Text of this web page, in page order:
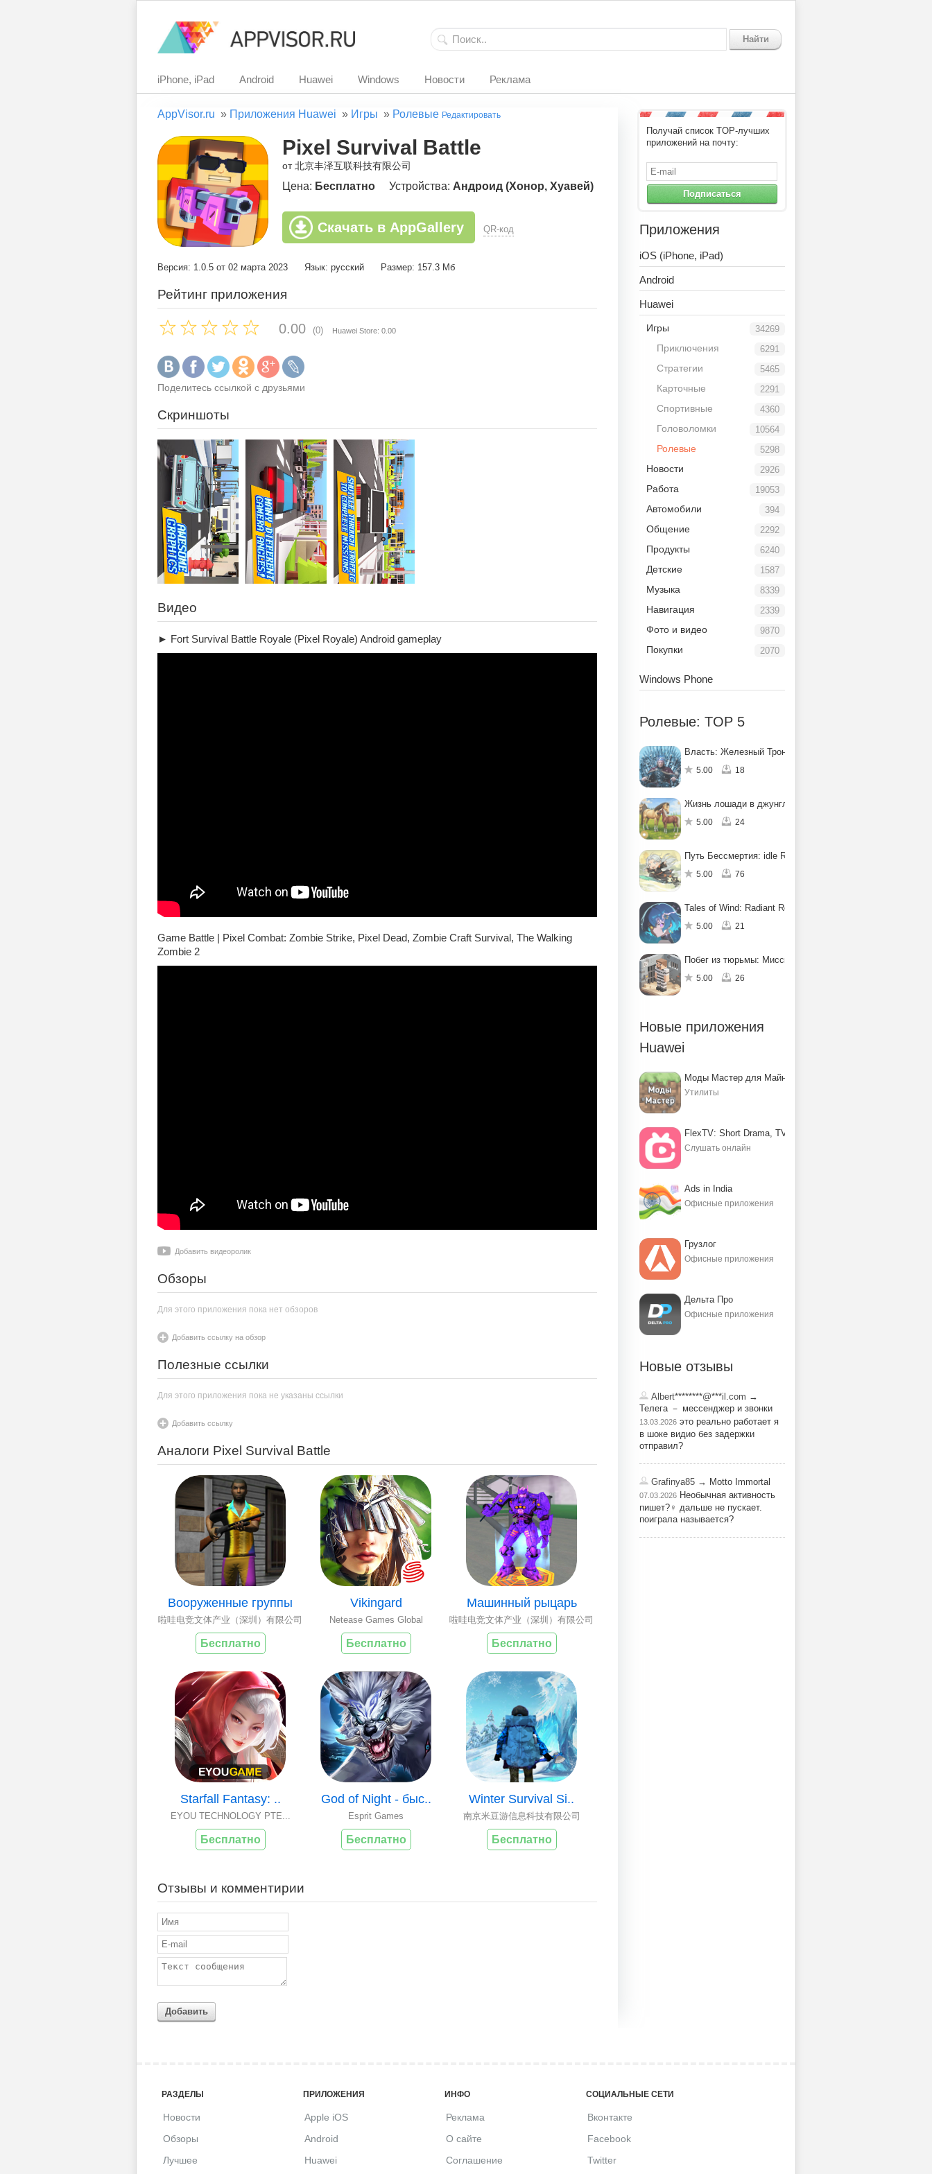
Найти
iPhone, iPad Android Huawei Windows Новости Реклама
AppVisor.ru » Приложения Huawei » Игры » Ролевые Редактировать
Pixel Survival Battle
от 北京丰泽互联科技有限公司
Цена: Бесплатно Устройства: Андроид (Хонор, Хуавей)
Скачать в AppGallery QR-код
Версия: 1.0.5 от 02 марта 2023 Язык: русский Размер: 157.3 Мб
Рейтинг приложения
0.00 (0) Huawei Store: 0.00
Поделитесь ссылкой с друзьями
Скриншоты
Видео
► Fort Survival Battle Royale (Pixel Royale) Android gameplay
Game Battle | Pixel Combat: Zombie Strike, Pixel Dead, Zombie Craft Survival, The Walking
Zombie 2
Добавить видеоролик
Обзоры
Для этого приложения пока нет обзоров
Добавить ссылку на обзор
Полезные ссылки
Для этого приложения пока не указаны ссылки
Добавить ссылку
Аналоги Pixel Survival Battle
Вооруженные группы
啦哇电竞文体产业（深圳）有限公司
Бесплатно
Vikingard
Netease Games Global
Бесплатно
Машинный рыцарь
啦哇电竞文体产业（深圳）有限公司
Бесплатно
Starfall Fantasy: ..
EYOU TECHNOLOGY PTE...
Бесплатно
God of Night - быс..
Esprit Games
Бесплатно
Winter Survival Si..
南京米豆游信息科技有限公司
Бесплатно
Отзывы и комментирии
Добавить
Получай список TOP-лучших
приложений на почту:
Подписаться
Приложения
iOS (iPhone, iPad)
Android
Huawei
34269
Игры
6291
Приключения
5465
Стратегии
2291
Карточные
4360
Спортивные
10564
Головоломки
5298
Ролевые
2926
Новости
19053
Работа
394
Автомобили
2292
Общение
6240
Продукты
1587
Детские
8339
Музыка
2339
Навигация
9870
Фото и видео
2070
Покупки
Windows Phone
Ролевые: TOP 5
Власть: Железный Трон
5.00 18
Жизнь лошади в джунглях: квест
5.00 24
Путь Бессмертия: idle RPG
5.00 76
Tales of Wind: Radiant Rebirth
5.00 21
Побег из тюрьмы: Миссия по спасению
5.00 26
Новые приложения
Huawei
Моды Мастер для Майнкрафт ПЕ
Утилиты
FlexTV: Short Drama, TV, Reels
Слушать онлайн
Ads in India
Офисные приложения
Грузлог
Офисные приложения
Дельта Про
Офисные приложения
Новые отзывы
Albert********@***il.com →
Телега － мессенджер и звонки
13.03.2026 это реально работает я
в шоке видио без задержки
отправил?
Grafinya85 → Motto Immortal
07.03.2026 Необычная активность
пишет?‍♀️ дальше не пускает.
поиграла называется?
РАЗДЕЛЫ
Новости
Обзоры
Лучшее
ПРИЛОЖЕНИЯ
Apple iOS
Android
Huawei
ИНФО
Реклама
О сайте
Соглашение
СОЦИАЛЬНЫЕ СЕТИ
Вконтакте
Facebook
Twitter